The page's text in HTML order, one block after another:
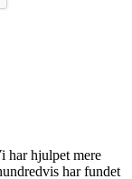
har hjulpet mere
har fundet